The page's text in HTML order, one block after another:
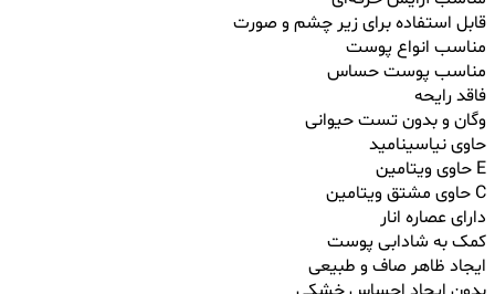
قابل استفاده برای زیر چشم و صورت
مناسب انواع پوست
مناسب پوست حساس
فاقد رایحه
وگان و بدون تست حیوانی
حاوی نیاسینامید
حاوی ویتامین E
حاوی مشتق ویتامین C
دارای عصاره انار
کمک به شادابی پوست
ایجاد ظاهر صاف و طبیعی